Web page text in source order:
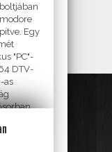
Egy
"PC"-
DTV-
as